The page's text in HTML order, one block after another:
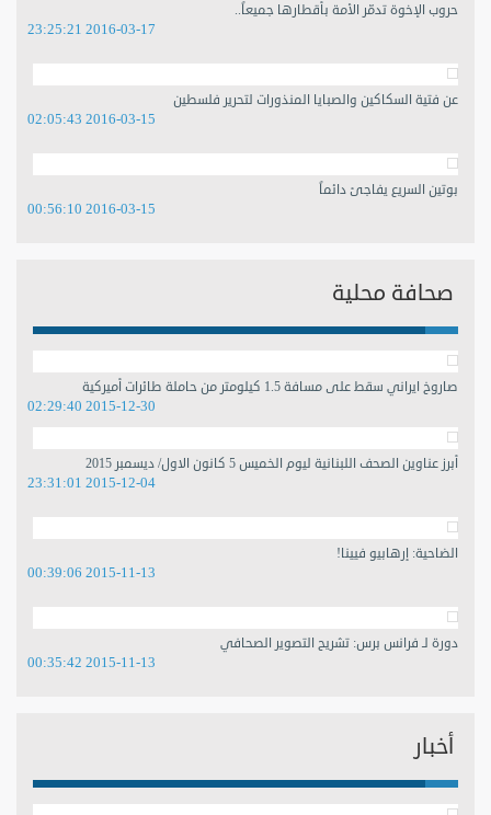
حروب الإخوة تدمّر الأمة بأقطارها جميعاً..
2016-03-17 23:25:21
عن فتية السكاكين والصبايا المنذورات لتحرير فلسطين
2016-03-15 02:05:43
بوتين السريع يفاجئ دائماً
2016-03-15 00:56:10
صحافة محلية
صاروخ ايراني سقط على مسافة 1.5 كيلومتر من حاملة طائرات أميركية
2015-12-30 02:29:40
أبرز عناوين الصحف اللبنانية ليوم الخميس 5 كانون الاول/ ديسمبر 2015
2015-12-04 23:31:01
الضاحية: إرهابيو فيينا!
2015-11-13 00:39:06
دورة لـ فرانس برس: تشريح التصوير الصحافي
2015-11-13 00:35:42
أخبار